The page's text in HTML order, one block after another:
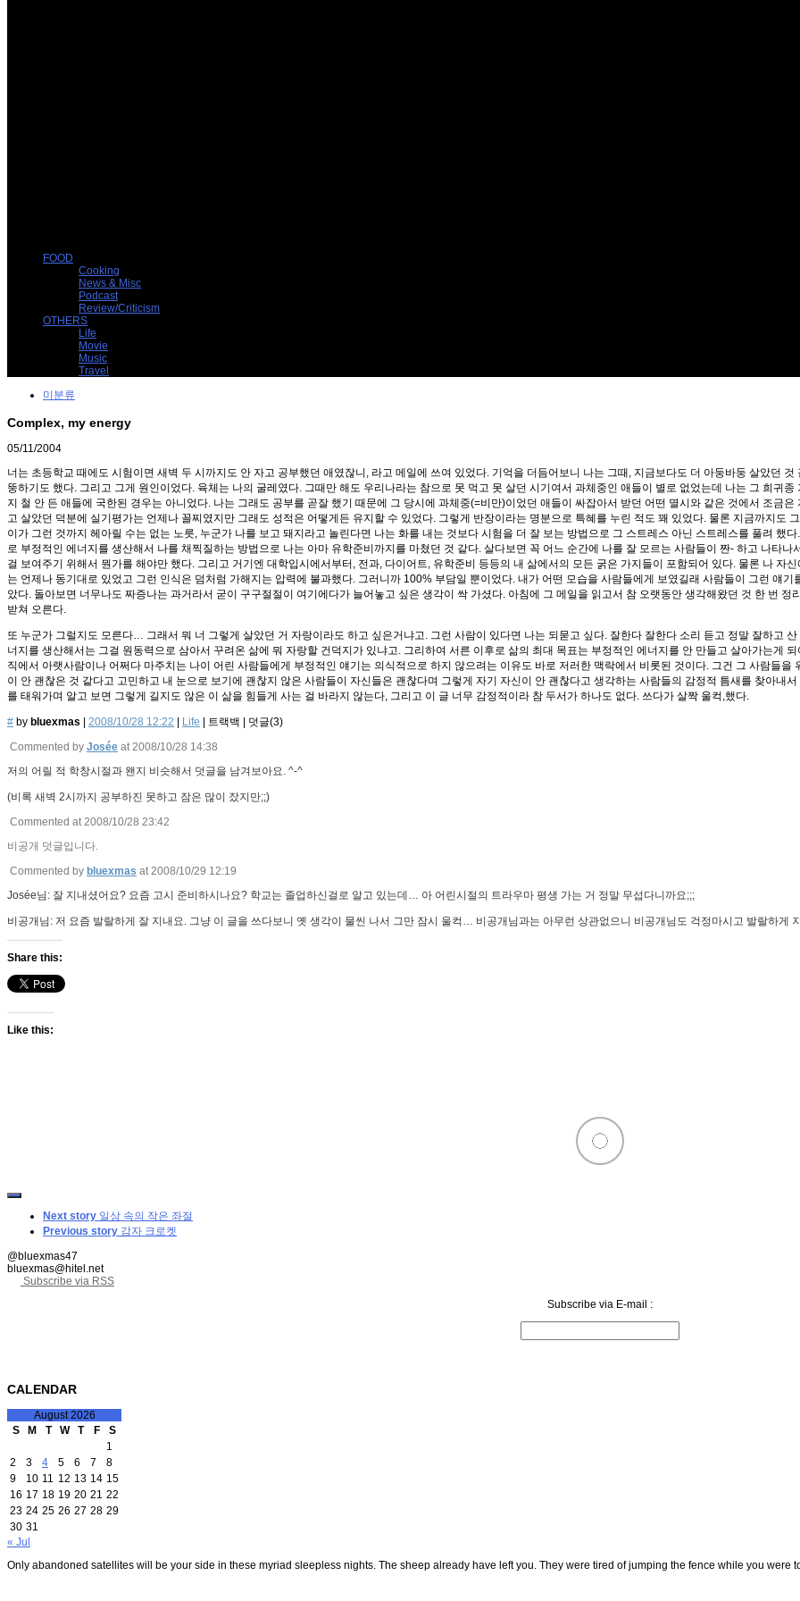
FOOD
Cooking
News & Misc
Podcast
Review/Criticism
OTHERS
Life
Movie
Music
Travel
미분류
Complex, my energy
05/11/2004
너는 초등학교 때에도 시험이면 새벽 두 시까지도 안 자고 공부했던 애였잖니, 라고 메일에 쓰여 있었다. 기억을 더듬어보니 나는 그때, 지금보다도 더 아둥바둥 살았던
뚱하기도 했다. 그리고 그게 원인이었다. 육체는 나의 굴레였다. 그때만 해도 우리나라는 참으로 못 먹고 못 살던 시기여서 과체중인 애들이 별로 없었는데 나는 그 희귀
지 철 안 든 애들에 국한된 경우는 아니었다. 나는 그래도 공부를 곧잘 했기 때문에 그 당시에 과체중(=비만)이었던 애들이 싸잡아서 받던 어떤 멸시와 같은 것에서 조금
고 살았던 덕분에 실기평가는 언제나 꼴찌였지만 그래도 성적은 어떻게든 유지할 수 있었다. 그렇게 반장이라는 명분으로 특혜를 누린 적도 꽤 있었다. 물론 지금까지도
이가 그런 것까지 헤아릴 수는 없는 노릇, 누군가 나를 보고 돼지라고 놀린다면 나는 화를 내는 것보다 시험을 더 잘 보는 방법으로 그 스트레스 아닌 스트레스를 풀려 했
로 부정적인 에너지를 생산해서 나를 채찍질하는 방법으로 나는 아마 유학준비까지를 마쳤던 것 같다. 살다보면 꼭 어느 순간에 나를 잘 모르는 사람들이 짠- 하고 나타나
걸 보여주기 위해서 뭔가를 해야만 했다. 그리고 거기엔 대학입시에서부터, 전과, 다이어트, 유학준비 등등의 내 삶에서의 모든 굵은 가지들이 포함되어 있다. 물론 나 자
는 언제나 동기대로 있었고 그런 인식은 덤처럼 가해지는 압력에 불과했다. 그러니까 100% 부담일 뿐이었다. 내가 어떤 모습을 사람들에게 보였길래 사람들이 그런 얘
았다. 돌아보면 너무나도 짜증나는 과거라서 굳이 구구절절이 여기에다가 늘어놓고 싶은 생각이 싹 가셨다. 아침에 그 메일을 읽고서 참 오랫동안 생각해왔던 것 한 번
받쳐 오른다.
또 누군가 그럴지도 모른다… 그래서 뭐 너 그렇게 살았던 거 자랑이라도 하고 싶은거냐고. 그런 사람이 있다면 나는 되묻고 싶다. 잘한다 잘한다 소리 듣고 정말 잘하고
너지를 생산해서는 그걸 원동력으로 삼아서 꾸려온 삶에 뭐 자랑할 건덕지가 있냐고. 그리하여 서른 이후로 삶의 최대 목표는 부정적인 에너지를 안 만들고 살아가는게
직에서 아랫사람이나 어쩌다 마주치는 나이 어린 사람들에게 부정적인 얘기는 의식적으로 하지 않으려는 이유도 바로 저러한 맥락에서 비롯된 것이다. 그건 그 사람들
이 안 괜찮은 것 같다고 고민하고 내 눈으로 보기에 괜찮지 않은 사람들이 자신들은 괜찮다며 그렇게 자기 자신이 안 괜찮다고 생각하는 사람들의 감정적 틈새를 찾아내
를 태워가며 알고 보면 그렇게 길지도 않은 이 삶을 힘들게 사는 걸 바라지 않는다, 그리고 이 글 너무 감정적이라 참 두서가 하나도 없다. 쓰다가 살짝 울컥,했다.
# by bluexmas 2008/10/28 12:22 Life 트랙백 덧글(3)
Commented by Josée at 2008/10/28 14:38
저의 어릴 적 학창시절과 왠지 비슷해서 덧글을 남겨보아요. ^-^
(비록 새벽 2시까지 공부하진 못하고 잠은 많이 잤지만;;)
Commented at 2008/10/28 23:42
비공개 덧글입니다.
Commented by bluexmas at 2008/10/29 12:19
Josée님: 잘 지내셨어요? 요즘 고시 준비하시나요? 학교는 졸업하신걸로 알고 있는데… 아 어린시절의 트라우마 평생 가는 거 정말 무섭다니까요;;;
비공개님: 저 요즘 발랄하게 잘 지내요. 그냥 이 글을 쓰다보니 옛 생각이 물씬 나서 그만 잠시 울컥… 비공개님과는 아무런 상관없으니 비공개님도 걱정마시고 발랄하게
Share this:
Like this:
Next story 일상 속의 작은 좌절
Previous story 감자 크로켓
@bluexmas47
bluexmas@hitel.net
Subscribe via RSS
Subscribe via E-mail :
CALENDAR
August 2026
S
M T W T F
S
1
2
3 4 5 6 7
8
9
10 11 12 13 14 15
16 17 18 19 20 21 22
23 24 25 26 27 28 29
30 31
« Jul
Only abandoned satellites will be your side in these myriad sleepless nights. The sheep already have left you. They were tired of jumping the fence while you were